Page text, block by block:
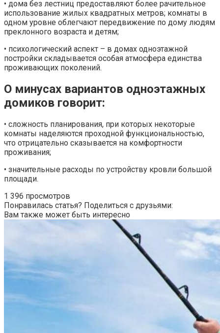
• дома без лестниц предоставляют более рачительное
использование жилых квадратных метров; комнаты в
одном уровне облегчают передвижение по дому людям
преклонного возраста и детям;
• психологический аспект – в домах одноэтажной
постройки складывается особая атмосфера единства
проживающих поколений.
О минусах вариантов одноэтажных
домиков говорит:
• сложность планирования, при которых некоторые
комнаты наделяются проходной функциональностью,
что отрицательно сказывается на комфортности
проживания;
• значительные расходы по устройству кровли большой
площади.
1 396 просмотров
Понравилась статья? Поделиться с друзьями:
Вам также может быть интересно